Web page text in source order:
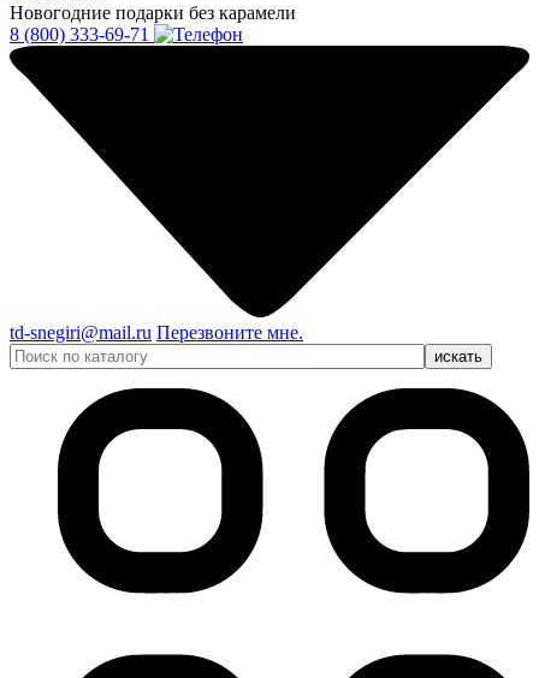
Новогодние подарки без карамели
8 (800) 333-69-71
td-snegiri@mail.ru Перезвоните мне.